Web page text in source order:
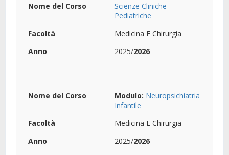
Scienze Cliniche
Pediatriche
Medicina E Chirurgia
2025/2026
Modulo: Neuropsichiatria
Infantile
Medicina E Chirurgia
2025/2026